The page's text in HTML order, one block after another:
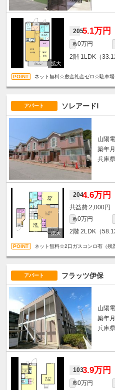
2055.1万円
敷0万円
2階 1LDK（
ネット無料☆敷金礼金ゼロ☆駐車
アパート ソレアードⅠ
山陽
築年
兵庫
2044.6万円
2,000円
敷0万円
2階 2LDK（
ネット無料☆2口ガスコンロ有（
アパート フラッツ伊保
山陽
築年
兵庫
1033.9万円
敷0万円